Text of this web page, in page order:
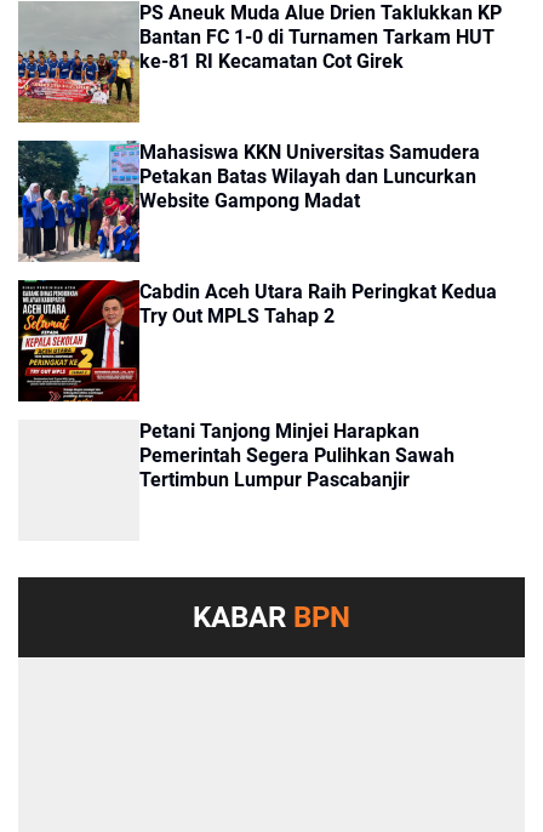
PS Aneuk Muda Alue Drien Taklukkan KP
Bantan FC 1-0 di Turnamen Tarkam HUT
ke-81 RI Kecamatan Cot Girek
Mahasiswa KKN Universitas Samudera
Petakan Batas Wilayah dan Luncurkan
Website Gampong Madat
Cabdin Aceh Utara Raih Peringkat Kedua
Try Out MPLS Tahap 2
Petani Tanjong Minjei Harapkan
Pemerintah Segera Pulihkan Sawah
Tertimbun Lumpur Pascabanjir
KABAR BPN